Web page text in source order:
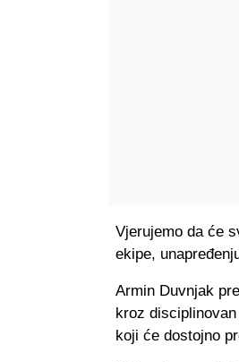
Vjerujemo da će
ekipe,
Armin Duvnjak
kroz
koji će dostojno